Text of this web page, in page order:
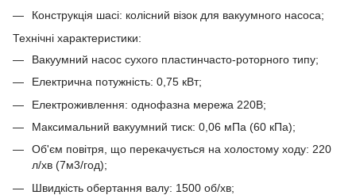
Конструкція шасі: колісний візок для вакуумного насоса;
Технічні характеристики:
Вакуумний насос сухого пластинчасто-роторного типу;
Електрична потужність: 0,75 кВт;
Електроживлення: однофазна мережа 220В;
Максимальний вакуумний тиск: 0,06 мПа (60 кПа);
Об'єм повітря, що перекачується на холостому ходу: 220
л/хв (7м3/год);
Швидкість обертання валу: 1500 об/хв;